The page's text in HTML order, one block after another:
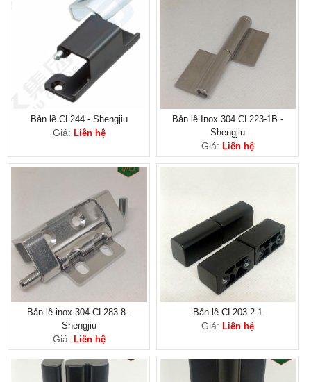
Bản lề CL244 - Shengjiu
Giá: Liên hệ
Bản lề Inox 304 CL223-1B -
Shengjiu
Giá: Liên hệ
Bản lề inox 304 CL283-8 -
Shengjiu
Giá: Liên hệ
Bản lề CL203-2-1
Giá: Liên hệ